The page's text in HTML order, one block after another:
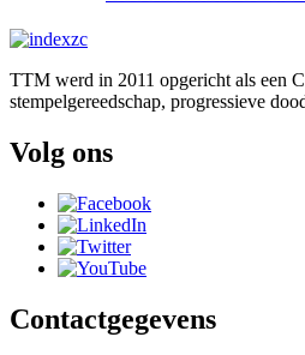
TTM werd in 2011 opgericht als een
stempelgereedschap, progressieve
Volg ons
Contactgegevens